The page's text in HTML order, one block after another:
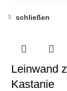
schließen
Leinwand
Kastanie